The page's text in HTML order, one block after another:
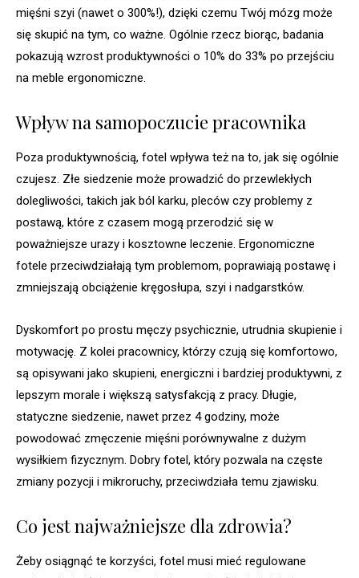
mięśni szyi (nawet o 300%!), dzięki czemu Twój mózg może
się skupić na tym, co ważne. Ogólnie rzecz biorąc, badania
pokazują wzrost produktywności o 10% do 33% po przejściu
na meble ergonomiczne.
Wpływ na samopoczucie pracownika
Poza produktywnością, fotel wpływa też na to, jak się ogólnie
czujesz. Złe siedzenie może prowadzić do przewlekłych
dolegliwości, takich jak ból karku, pleców czy problemy z
postawą, które z czasem mogą przerodzić się w
poważniejsze urazy i kosztowne leczenie. Ergonomiczne
fotele przeciwdziałają tym problemom, poprawiają postawę i
zmniejszają obciążenie kręgosłupa, szyi i nadgarstków.
Dyskomfort po prostu męczy psychicznie, utrudnia skupienie i
motywację. Z kolei pracownicy, którzy czują się komfortowo,
są opisywani jako skupieni, energiczni i bardziej produktywni, z
lepszym morale i większą satysfakcją z pracy. Długie,
statyczne siedzenie, nawet przez 4 godziny, może
powodować zmęczenie mięśni porównywalne z dużym
wysiłkiem fizycznym. Dobry fotel, który pozwala na częste
zmiany pozycji i mikroruchy, przeciwdziała temu zjawisku.
Co jest najważniejsze dla zdrowia?
Żeby osiągnąć te korzyści, fotel musi mieć regulowane